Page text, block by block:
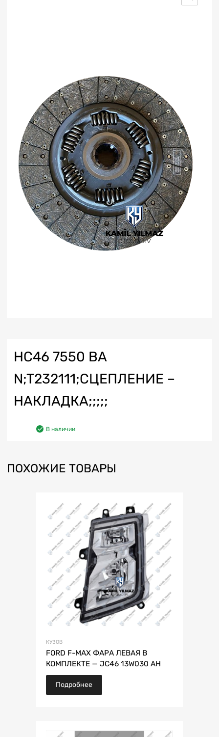
HC46 7550 BA
N;T232111;СЦЕПЛЕНИЕ –
НАКЛАДКА;;;;;
В наличии
ПОХОЖИЕ ТОВАРЫ
КУЗОВ
FORD F-MAX ФАРА ЛЕВАЯ В
КОМПЛЕКТЕ — JC46 13W030 AH
Подробнее